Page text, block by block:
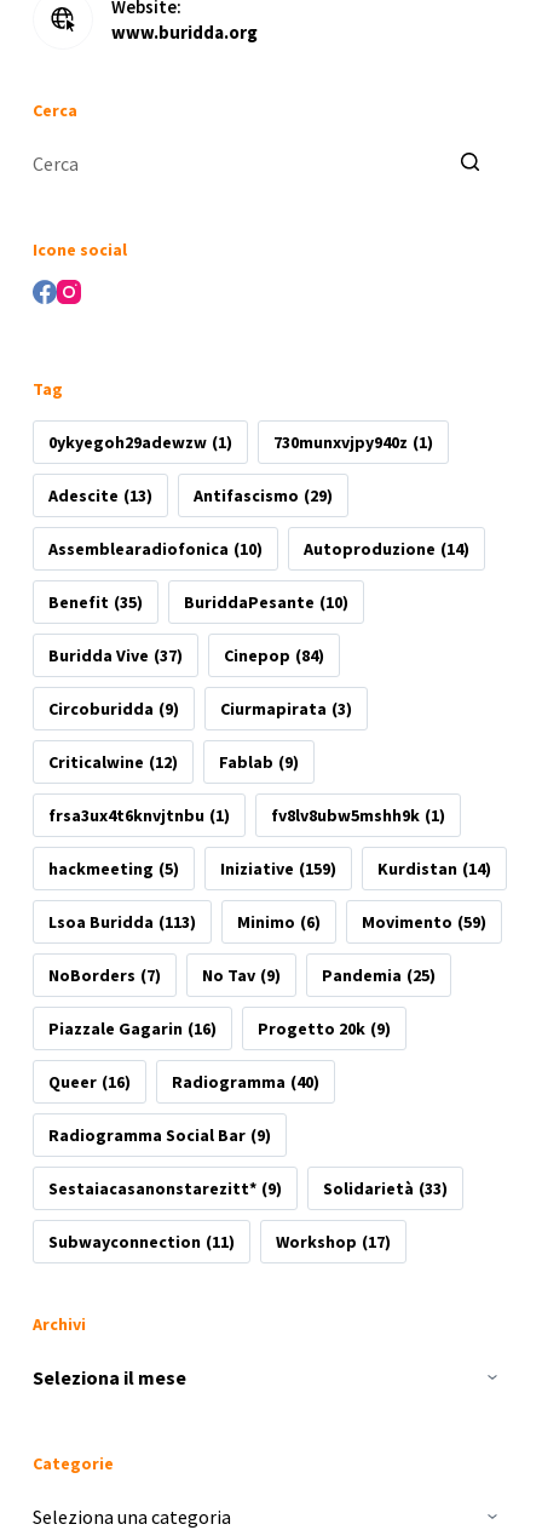
Website:
www.buridda.org
Cerca
Icone social
Tag
0ykyegoh29adewzw (1) 730munxvjpy940z (1)
Adescite (13) Antifascismo (29)
Assemblearadiofonica (10) Autoproduzione (14)
Benefit (35) BuriddaPesante (10)
Buridda Vive (37) Cinepop (84)
Circoburidda (9) Ciurmapirata (3)
Criticalwine (12) Fablab (9)
frsa3ux4t6knvjtnbu (1) fv8lv8ubw5mshh9k (1)
hackmeeting (5) Iniziative (159) Kurdistan (14)
Lsoa Buridda (113) Minimo (6) Movimento (59)
NoBorders (7) No Tav (9) Pandemia (25)
Piazzale Gagarin (16) Progetto 20k (9)
Queer (16) Radiogramma (40)
Radiogramma Social Bar (9)
Sestaiacasanonstarezitt* (9) Solidarietà (33)
Subwayconnection (11) Workshop (17)
Archivi
Archivi
Categorie
Categorie